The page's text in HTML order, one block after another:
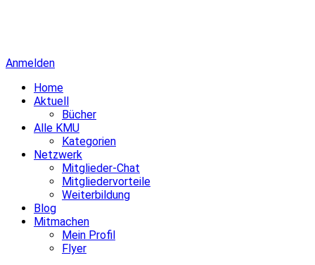
Anmelden
Home
Aktuell
Bücher
Alle KMU
Kategorien
Netzwerk
Mitglieder-Chat
Mitgliedervorteile
Weiterbildung
Blog
Mitmachen
Mein Profil
Flyer